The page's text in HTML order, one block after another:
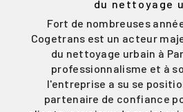
du nettoyage
Fort de nombreuses
Cogetrans est un acteur
du nettoyage urbain à
professionnalisme et à
l'entreprise a su se
partenaire de confiance